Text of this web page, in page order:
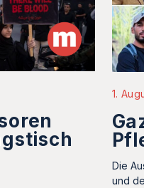
1.
Die
und